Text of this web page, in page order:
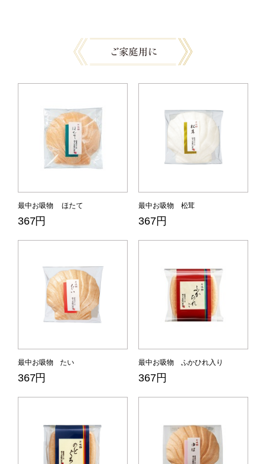
最中お吸物 ほたて
367円
最中お吸物 松茸
367円
最中お吸物 たい
367円
最中お吸物 ふかひれ入り
367円